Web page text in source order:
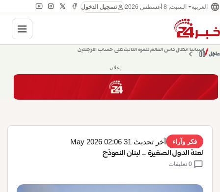
language العربية السبت, 8 أغسطس 2026 personتسجيل الدخول
عاجل/حديث الساعة: سيناريوهات قادمة 745 chevron_right
pause
chevron_left
إعلان
فكر وآراء آخر تحديث 31 May 2026 02:06
لعنة الدول الصغيرة .. لبنان النموذج
chat_bubble